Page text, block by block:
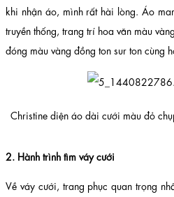
khi nhận áo, mình rất hài lòng. Áo
truyền thống, trang trí hoa văn màu
đóng màu vàng đồng ton sur ton cùng
Christine diện áo dài cưới màu đỏ
2. Hành trình tìm váy cưới
Về váy cưới, trang phục quan trọng